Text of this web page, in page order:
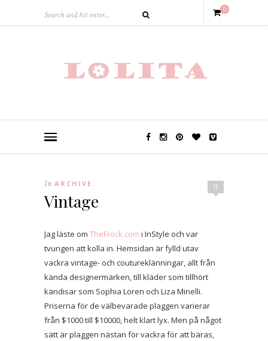
0
0
In ARCHIVE
Vintage
Jag läste om TheFrock.com i InStyle och var
tvungen att kolla in. Hemsidan är fylld utav
vackra vintage- och coutureklänningar, allt från
kända designermärken, till kläder som tillhört
kändisar som Sophia Loren och Liza Minelli.
Priserna för de välbevarade plaggen varierar
från $1000 till $10000, helt klart lyx. Men på något
sätt är plaggen nästan för vackra för att bäras,